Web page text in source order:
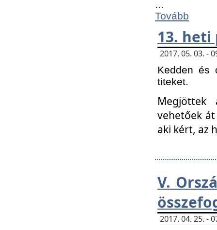
Tovább
13.
2017. 05. 03. -
Kedden és
titeket.
Megjöttek
vehetőek
aki kért, az
V.
2017. 04. 25. -